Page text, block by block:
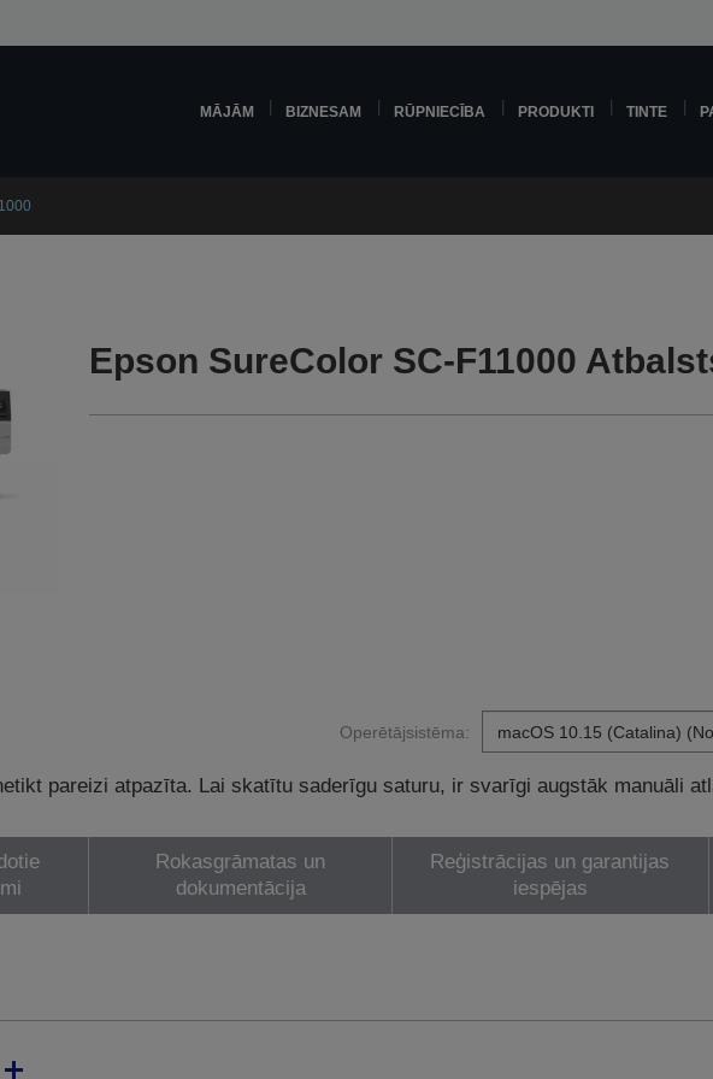
MĀJĀM BIZNESAM RŪPNIECĪBA PRODUKTI TINTE
Epson SureColor SC-F11000
Operētājsistēma:
pareizi atpazīta. Lai skatītu saderīgu saturu, ir svarīgi augstāk manuāli
Rokasgrāmatas un
dokumentācija
Reģistrācijas un garantijas
iespējas